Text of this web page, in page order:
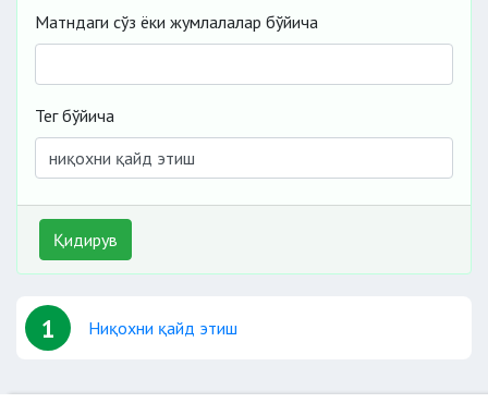
Матндаги сўз ёки жумлалалар бўйича
Тег бўйича
Қидирув
1 Ниқохни қайд этиш